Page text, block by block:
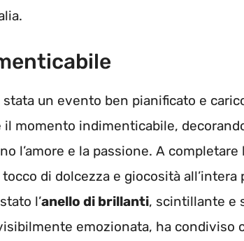
stata un evento ben pianificato e
il momento indimenticabile,
l’amore e la passione. A
di dolcezza e giocosità all’intera
l’anello di brillanti, scintillante e
emozionata, ha condiviso